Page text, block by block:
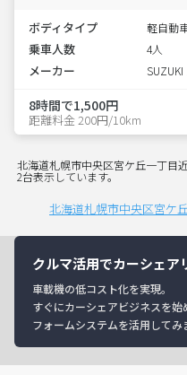
ボディタイプ 軽自動
乗車人数 4人
メーカー
8時間で1,500円
距離料金 200円/10km
北海道札幌市中央区宮ケ丘一丁目
2台表示しています。
北海道札幌市中央区宮ケ
クルマ活用でカーシェア
車載機の低コスト化を実現。
すぐにカーシェアビジネスを始
フォームシステムを活用してみ